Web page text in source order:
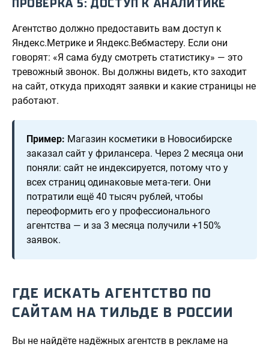
ПРОВЕРКА 5: ДОСТУП К АНАЛИТИКЕ
Агентство должно предоставить вам доступ к
Яндекс.Метрике и Яндекс.Вебмастеру. Если они
говорят: «Я сама буду смотреть статистику» — это
тревожный звонок. Вы должны видеть, кто заходит
на сайт, откуда приходят заявки и какие страницы не
работают.
Пример: Магазин косметики в Новосибирске
заказал сайт у фрилансера. Через 2 месяца они
поняли: сайт не индексируется, потому что у
всех страниц одинаковые мета-теги. Они
потратили ещё 40 тысяч рублей, чтобы
переоформить его у профессионального
агентства — и за 3 месяца получили +150%
заявок.
ГДЕ ИСКАТЬ АГЕНТСТВО ПО
САЙТАМ НА ТИЛЬДЕ В РОССИИ
Вы не найдёте надёжных агентств в рекламе на